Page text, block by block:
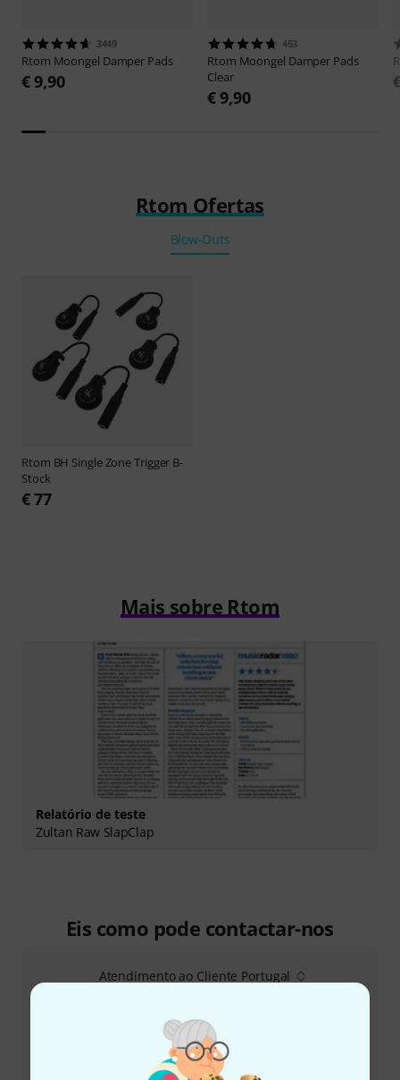
3449
Rtom Moongel Damper Pads
€ 9,90
453
Rtom Moongel Damper Pads
Clear
€ 9,90
Rtom Ofertas
Blow-Outs
Rtom BH Single Zone Trigger B-
Stock
€ 77
Mais sobre Rtom
Relatório de teste
Zultan Raw SlapClap
Eis como pode contactar-nos
Atendimento ao Cliente Portugal